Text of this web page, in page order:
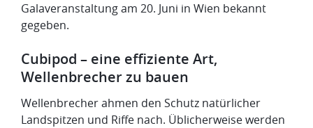
Galaveranstaltung am 20. Juni in Wien bekannt
gegeben.
Cubipod – eine effiziente Art,
Wellenbrecher zu bauen
Wellenbrecher ahmen den Schutz natürlicher
Landspitzen und Riffe nach. Üblicherweise werden